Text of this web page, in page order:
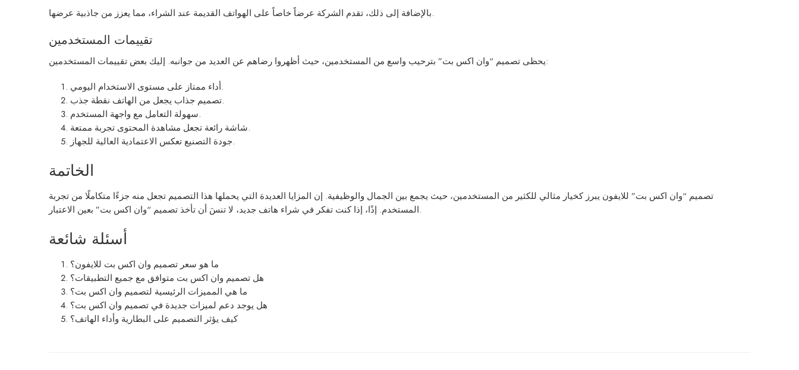
بالإضافة إلى ذلك، تقدم الشركة عرضاً خاصاً على الهواتف القديمة عند الشراء، مما يعزز من جاذبية عرضها.
تقييمات المستخدمين
يحظى تصميم “وان اكس بت” بترحيب واسع من المستخدمين، حيث أظهروا رضاهم عن العديد من جوانبه. إليك بعض تقييمات المستخدمين:
أداء ممتاز على مستوى الاستخدام اليومي.
تصميم جذاب يجعل من الهاتف نقطة جذب.
سهولة التعامل مع واجهة المستخدم.
شاشة رائعة تجعل مشاهدة المحتوى تجربة ممتعة.
جودة التصنيع تعكس الاعتمادية العالية للجهاز.
الخاتمة
تصميم “وان اكس بت” للايفون يبرز كخيار مثالي للكثير من المستخدمين، حيث يجمع بين الجمال والوظيفية. إن المزايا العديدة التي يحملها هذا التصميم تجعل منه جزءًا متكاملًا من تجربة
المستخدم. إذًا، إذا كنت تفكر في شراء هاتف جديد، لا تنسَ أن تأخذ تصميم “وان اكس بت” بعين الاعتبار.
أسئلة شائعة
ما هو سعر تصميم وان اكس بت للايفون؟
هل تصميم وان اكس بت متوافق مع جميع التطبيقات؟
ما هي المميزات الرئيسية لتصميم وان اكس بت؟
هل يوجد دعم لميزات جديدة في تصميم وان اكس بت؟
كيف يؤثر التصميم على البطارية وأداء الهاتف؟